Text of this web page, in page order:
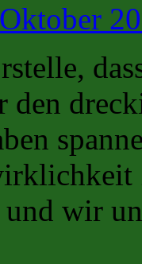
den
und wir